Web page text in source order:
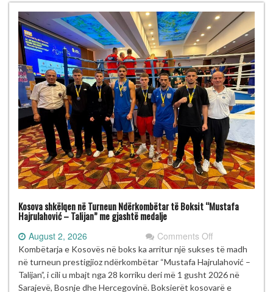
Kosova shkëlqen në Turneun Ndërkombëtar të Boksit “Mustafa
Hajrulahović – Talijan” me gjashtë medalje
August 2, 2026 Comments Offon
Kosova
shkëlqen
në
Turneun
Kombëtarja e Kosovës në boks ka arritur një sukses të madh
në turneun prestigjioz ndërkombëtar “Mustafa Hajrulahović –
Talijan”, i cili u mbajt nga 28 korriku deri më 1 gusht 2026 në
Sarajevë, Bosnje dhe Hercegovinë. Boksierët kosovarë e